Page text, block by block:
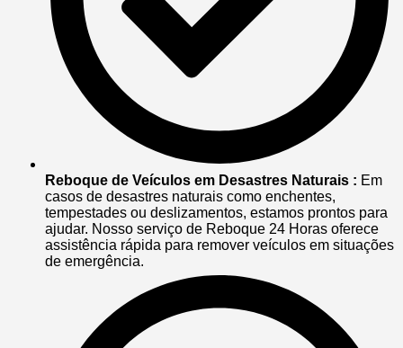
Reboque de Veículos em Desastres Naturais : Em
casos de desastres naturais como enchentes,
tempestades ou deslizamentos, estamos prontos para
ajudar. Nosso serviço de Reboque 24 Horas oferece
assistência rápida para remover veículos em situações
de emergência.